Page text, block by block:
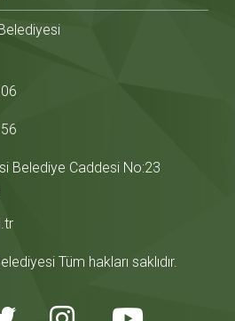
Belediye Caddesi No:23
Tüm hakları saklıdır.